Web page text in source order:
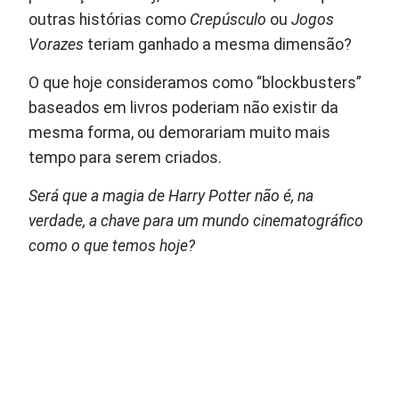
outras histórias como Crepúsculo ouJogos
Vorazes teriam ganhado a mesma dimensão?
O que hoje consideramos como “blockbusters”
baseados em livros poderiam não existir da
mesma forma, ou demorariam muito mais
tempo para serem criados.
Será que a magia de Harry Potter não é, na
verdade, a chave para um mundo cinematográfico
como o que temos hoje?